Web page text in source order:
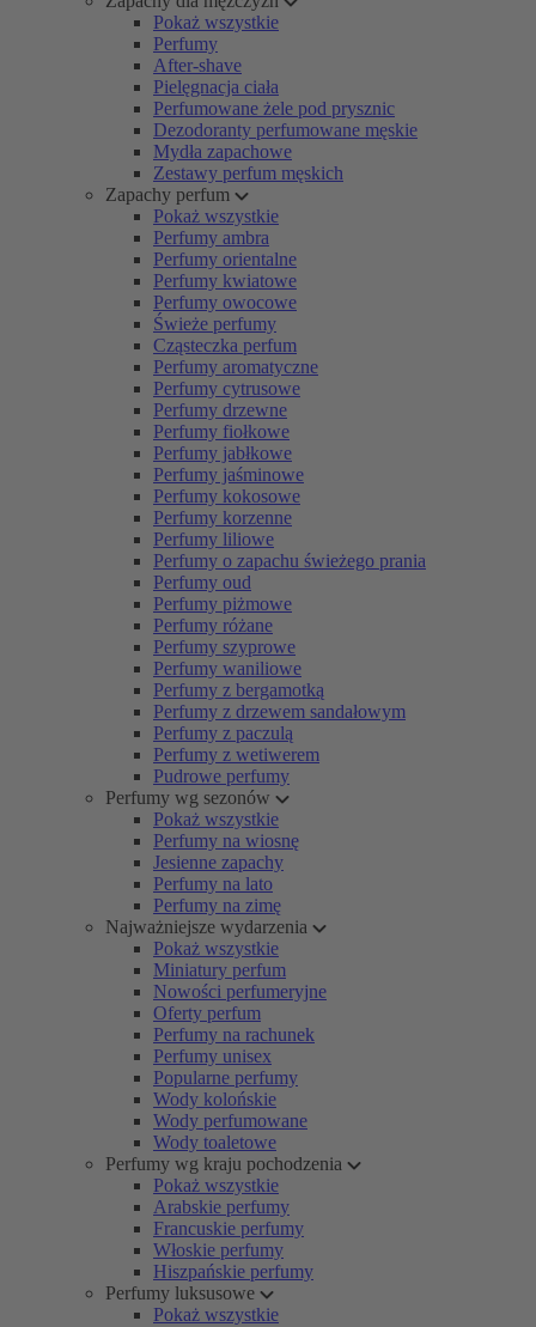
Pokaż wszystkie
Perfumy
After-shave
Pielęgnacja ciała
Perfumowane żele pod prysznic
Dezodoranty perfumowane męskie
Mydła zapachowe
Zestawy perfum męskich
Zapachy perfum
Pokaż wszystkie
Perfumy ambra
Perfumy orientalne
Perfumy kwiatowe
Perfumy owocowe
Świeże perfumy
Cząsteczka perfum
Perfumy aromatyczne
Perfumy cytrusowe
Perfumy drzewne
Perfumy fiołkowe
Perfumy jabłkowe
Perfumy jaśminowe
Perfumy kokosowe
Perfumy korzenne
Perfumy liliowe
Perfumy o zapachu świeżego prania
Perfumy oud
Perfumy piżmowe
Perfumy różane
Perfumy szyprowe
Perfumy waniliowe
Perfumy z bergamotką
Perfumy z drzewem sandałowym
Perfumy z paczulą
Perfumy z wetiwerem
Pudrowe perfumy
Perfumy wg sezonów
Pokaż wszystkie
Perfumy na wiosnę
Jesienne zapachy
Perfumy na lato
Perfumy na zimę
Najważniejsze wydarzenia
Pokaż wszystkie
Miniatury perfum
Nowości perfumeryjne
Oferty perfum
Perfumy na rachunek
Perfumy unisex
Popularne perfumy
Wody kolońskie
Wody perfumowane
Wody toaletowe
Perfumy wg kraju pochodzenia
Pokaż wszystkie
Arabskie perfumy
Francuskie perfumy
Włoskie perfumy
Hiszpańskie perfumy
Perfumy luksusowe
Pokaż wszystkie